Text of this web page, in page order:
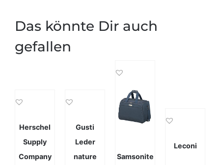
Das könnte Dir auch
gefallen
Herschel
Supply
Company
Gusti
Leder
nature
Samsonite
Leconi